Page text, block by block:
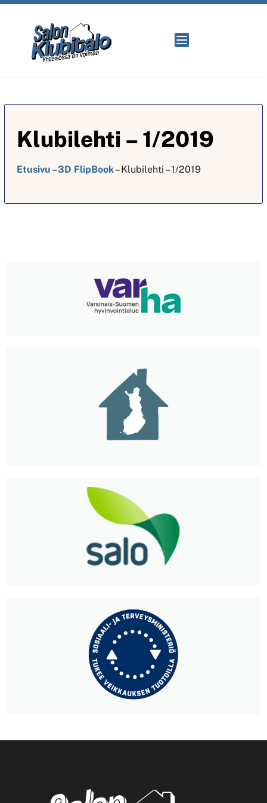
Klubilehti – 1/2019
Etusivu –3D FlipBook–Klubilehti – 1/2019